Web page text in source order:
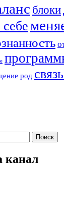
блоки
род
канал